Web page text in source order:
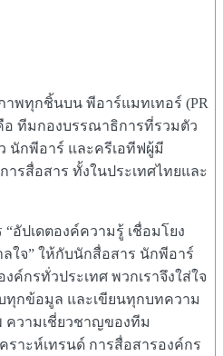
พทุกชิ้นบน พีอาร์แมทเทอร์ (PR
คือ ทีมกองบรรณาธิการที่รวมตัว
นักพีอาร์ และครีเอทีฟผู้มี
ารสื่อสาร ทั้งในประเทศไทยและ
อัปเดตองค์ความรู้ เชื่อมโยง
ใจ” ให้กับนักสื่อสาร นักพีอาร์
ค์กรทั่วประเทศ พวกเราจึงใส่ใจ
ทุกข้อมูล และเขียนทุกบทความ
ความเชี่ยวชาญของทีม
ราะห์เทรนด์ การสื่อสารองค์กร